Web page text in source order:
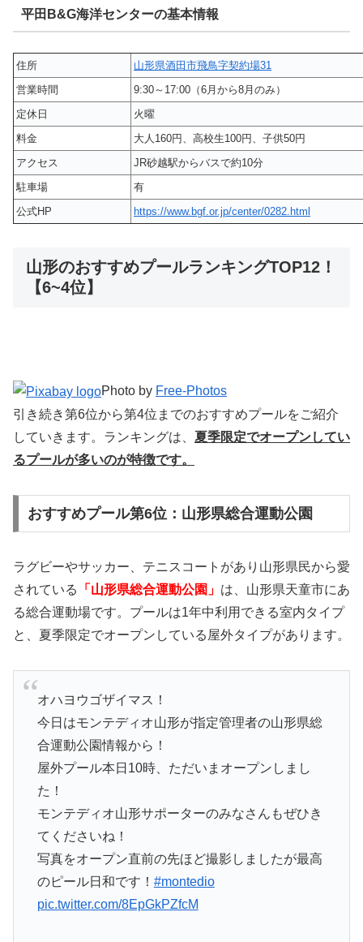
平田B&G海洋センターの基本情報
住所
山形県酒田市飛鳥字契約場31
営業時間
9:30～17:00（6月から8月のみ）
定休日
火曜
料金
大人160円、高校生100円、子供50円
アクセス
JR砂越駅からバスで約10分
駐車場
有
公式HP
https://www.bgf.or.jp/center/0282.html
山形のおすすめプールランキングTOP12！
【6~4位】
Photo by Free-Photos
引き続き第6位から第4位までのおすすめプールをご紹介
していきます。ランキングは、 夏季限定でオープンしてい
るプールが多いのが特徴です。
おすすめプール第6位：山形県総合運動公園
ラグビーやサッカー、テニスコートがあり山形県民から愛
されている
「山形県総合運動公園」 は、山形県天童市にあ
る総合運動場です。プールは1年中利用できる室内タイプ
と、夏季限定でオープンしている屋外タイプがあります。
オハヨウゴザイマス！
今日はモンテディオ山形が指定管理者の山形県総
合運動公園情報から！
屋外プール本日10時、ただいまオープンしまし
た！
モンテディオ山形サポーターのみなさんもぜひき
てくださいね！
写真をオープン直前の先ほど撮影しましたが最高
のピール日和です！ #montedio
pic.twitter.com/8EpGkPZfcM